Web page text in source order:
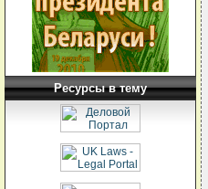
Ресурсы в тему